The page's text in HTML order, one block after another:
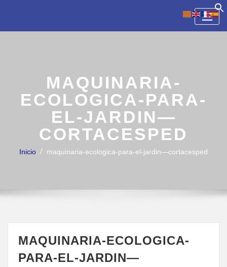
content
MAQUINARIA-
ECOLOGICA-PARA-
EL-JARDIN—
CORTACESPED
Inicio maquinaria-ecologica-para-el-jardin—cortacesped
MAQUINARIA-ECOLOGICA-
PARA-EL-JARDIN—